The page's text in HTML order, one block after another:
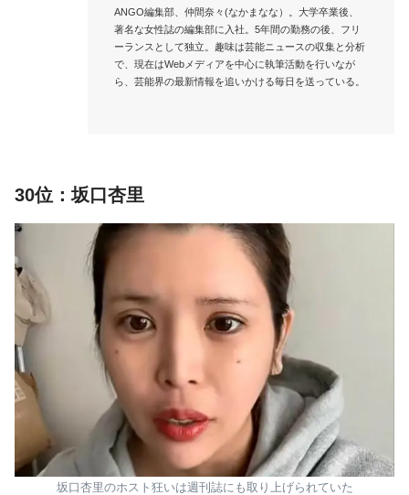
ANGO編集部、仲間奈々(なかまなな）。大学卒業後、
著名な女性誌の編集部に入社。5年間の勤務の後、フリ
ーランスとして独立。趣味は芸能ニュースの収集と分析
で、現在はWebメディアを中心に執筆活動を行いなが
ら、芸能界の最新情報を追いかける毎日を送っている。
30位：坂口杏里
坂口杏里のホスト狂いは週刊誌にも取り上げられていた